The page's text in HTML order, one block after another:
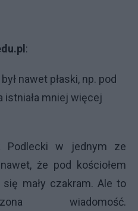
:
nawet płaski, np. pod
istniała mniej więcej
Podlecki w jednym ze
że pod kościołem
mały czakram. Ale to
wiadomość.